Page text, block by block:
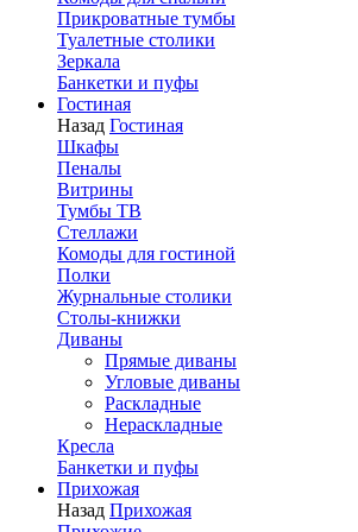
Прикроватные тумбы
Туалетные столики
Зеркала
Банкетки и пуфы
Гостиная
Назад Гостиная
Шкафы
Пеналы
Витрины
Тумбы ТВ
Стеллажи
Комоды для гостиной
Полки
Журнальные столики
Столы-книжки
Диваны
Прямые диваны
Угловые диваны
Раскладные
Нераскладные
Кресла
Банкетки и пуфы
Прихожая
Назад Прихожая